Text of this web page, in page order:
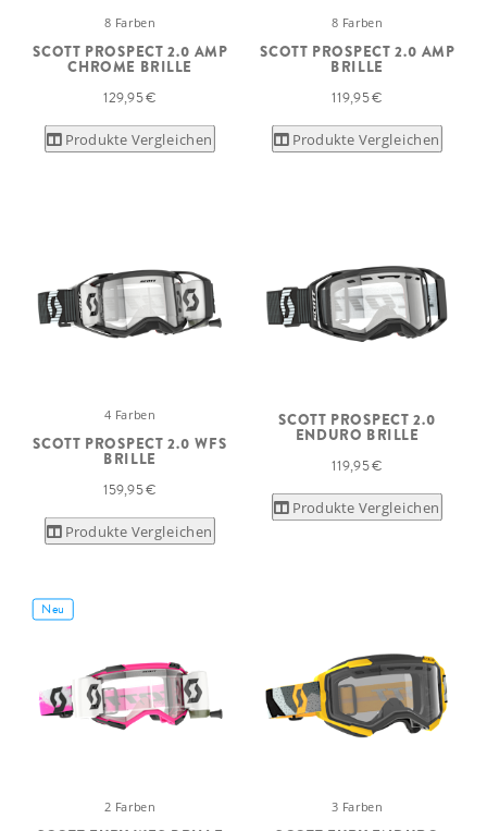
8 Farben
SCOTT PROSPECT 2.0 AMP
CHROME BRILLE
129,95 €
Produkte Vergleichen
8 Farben
SCOTT PROSPECT 2.0 AMP
BRILLE
119,95 €
Produkte Vergleichen
4 Farben
SCOTT PROSPECT 2.0 WFS
BRILLE
159,95 €
Produkte Vergleichen
SCOTT PROSPECT 2.0
ENDURO BRILLE
119,95 €
Produkte Vergleichen
Neu
2 Farben 3 Farben